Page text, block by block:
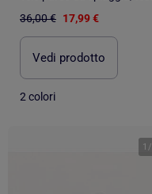
36,00 € 17,99 €
Vedi prodotto
2 colori
1 /